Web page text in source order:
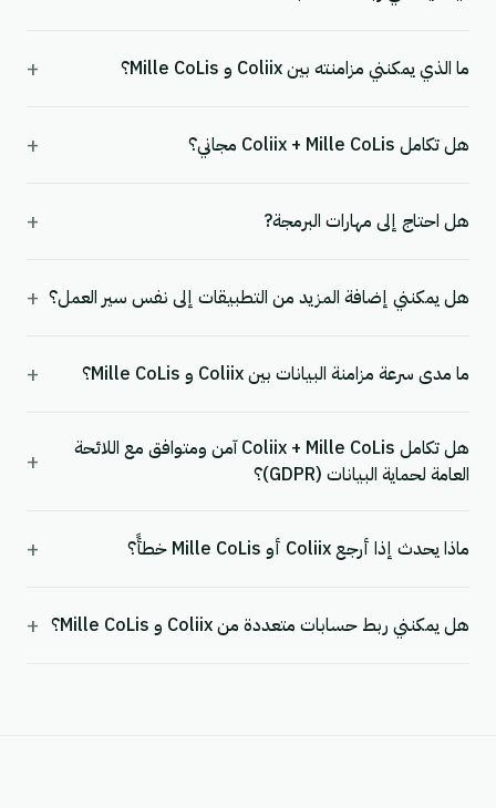
ما الذي يمكنني مزامنته بين Coliix و Mille CoLis؟ +
هل تكامل Coliix + Mille CoLis مجاني؟ +
هل احتاج إلى مهارات البرمجة? +
هل يمكنني إضافة المزيد من التطبيقات إلى نفس سير العمل؟ +
ما مدى سرعة مزامنة البيانات بين Coliix و Mille CoLis؟ +
هل تكامل Coliix + Mille CoLis آمن ومتوافق مع اللائحة
العامة لحماية البيانات (GDPR)؟
+
ماذا يحدث إذا أرجع Coliix أو Mille CoLis خطأً؟ +
هل يمكنني ربط حسابات متعددة من Coliix و Mille CoLis؟ +